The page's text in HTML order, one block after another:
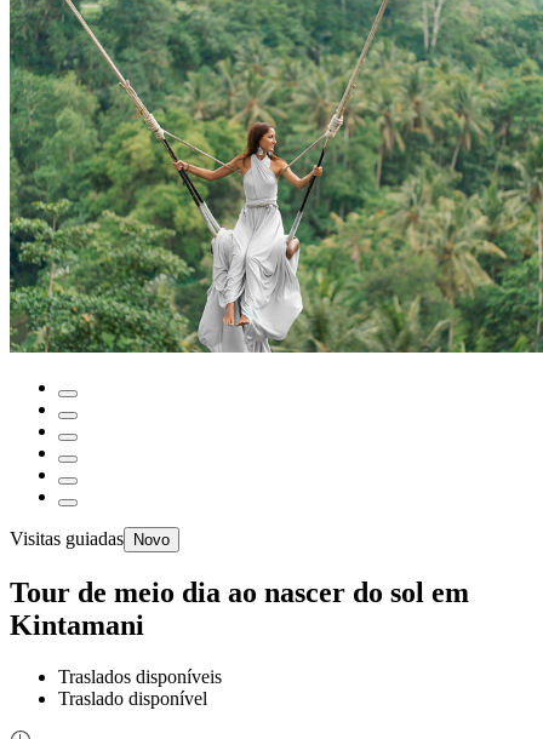
Visitas guiadas Novo
Tour de meio dia ao nascer do sol em
Kintamani
Traslados disponíveis
Traslado disponível